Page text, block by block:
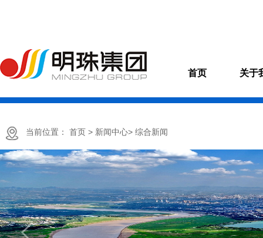
首页 关于
当前位置： 首页 > 新闻中心> 综合新闻